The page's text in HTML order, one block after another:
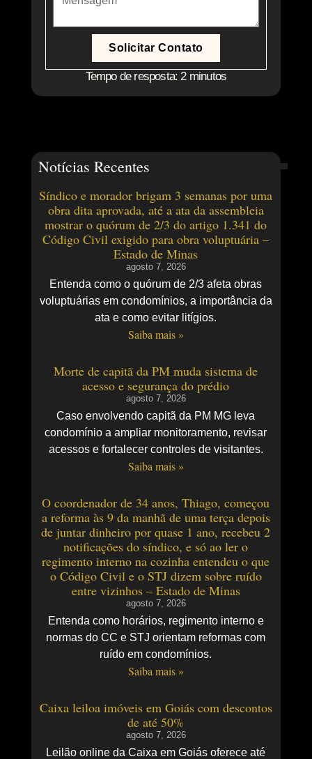
Solicitar Contato
Tempo de resposta: 2 minutos
Notícias Recentes
Síndico e morador brigam 3 semanas por uma
obra dita aprovada, até a ata da assembleia
mostrar o quórum de 2/3 do artigo 1.341 do
Código Civil exigido para obra voluptuária –
Estado de Minas
agosto 7, 2026
Entenda como o quórum de 2/3 afeta obras
voluptuárias em condomínios, a importância da
ata e como evitar litígios.
Saiba mais »
Morte de capitã da PM muda sistema de
acesso e segurança do prédio
agosto 7, 2026
Caso envolvendo capitã da PM MG leva
condomínio a ampliar monitoramento, revisar
acessos e fortalecer controles de visitantes.
Saiba mais »
O coordenador de 34 anos, Thiago, começou
a reforma às 9 da manhã de uma terça depois
de juntar dinheiro por quase 1 ano, recebeu 2
notificações do síndico, e só ao ler o
regimento interno na cozinha entendeu o que
o Código Civil e o STJ dizem sobre ruído
entre vizinhos – Estado de Minas
agosto 7, 2026
Entenda como horários, regimento interno e
normas do CC e STJ orientam reformas com
ruído em condomínios.
Saiba mais »
Caixa leiloa imóveis em Goiás com descontos
de até 50%
agosto 7, 2026
Leilão online da Caixa em Goiás oferece até